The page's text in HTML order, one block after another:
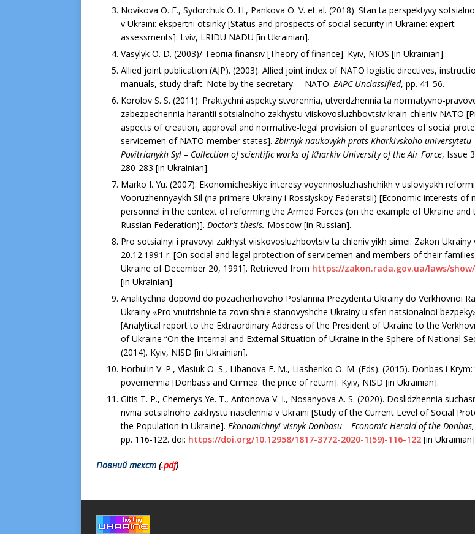
Novikova O. F., Sydorchuk O. H., Pankova O. V. et al. (2018). Stan ta perspektyvy
v Ukraini: ekspertni otsinky [Status and prospects of social security in Ukraine: expert
assessments]. Lviv, LRIDU NADU [in Ukrainian].
Vasylyk O. D. (2003)/ Teoriia finansiv [Theory of finance]. Kyiv, NIOS [in Ukrainian].
Allied joint publication (AJP). (2003). Allied joint index of NATO logistic directives,
manuals, study draft. Note by the secretary. – NATO. EAPC Unclassified, рр. 41-56.
Korolov S. S. (2011). Praktychni aspekty stvoren­nia, utverdzhennia ta normatyvno-
zabezpe­chennia harantii sotsialnoho zakhystu viiskovosluzhbovtsiv krain-chleniv NATO
aspects of creation, approval and normative-legal provision of guarantees of social
servicemen of NATO member states]. Zbirnyk naukovykh prats Kharkivskoho universytetu
Povitrianykh Syl – Collection of scientific works of Kharkiv University of the Air Force, Issue
280-283 [in Ukrainian].
Marko I. Yu. (2007). Ekonomicheskiye interesy voyennosluzhashchikh v usloviyakh
Vooruzhennyaykh Sil (na primere Ukrainy i Rossiyskoy Federatsii) [Economic interests of
personnel in the context of reforming the Armed Forces (on the example of Ukraine and
Russian Federation)]. Doctor’s thesis. Moscow [in Russian].
Pro sotsialnyi i pravovyi zakhyst viiskovo­sluzhbovtsiv ta chleniv yikh simei: Zakon Ukrainy
20.12.1991 r. [On social and legal protection of servicemen and members of their
Ukraine of December 20, 1991]. Retrieved from https://zakon.rada.gov.ua/laws/show/
[in Ukrainian].
Analitychna dopovid do pozacherhovoho Pos­lannia Prezydenta Ukrainy do Verkhovnoi
Ukrainy «Pro vnutrishnie ta zovnishnie stanovyshche Ukrainy u sferi natsionalnoi
[Analytical report to the Extraordinary Address of the President of Ukraine to the
of Ukraine “On the Internal and External Situation of Ukraine in the Sphere of National
(2014). Kyiv, NISD [in Ukrainian].
Horbulin V. P., Vlasiuk O. S., Libanovа E. M., Liashenko O. M. (Eds). (2015). Donbas i
povernennia [Donbass and Crimea: the price of return]. Kyiv, NISD [in Ukrainian].
Gitis T. P., Chemerys Ye. T., Antonova V. I., Nosanyova A. S. (2020). Doslidzhennia
rivnia sotsialnoho zakhystu naselennia v Ukraini [Study of the Current Level of Social
the Population in Ukraine]. Ekonomichnyi visnyk Donbasu – Economic Herald of the Donbas,
рр. 116-122. doi: https://doi.org/10.12958/1817-3772-2020-1(59)-116-122 [in
Повний текст (.pdf)